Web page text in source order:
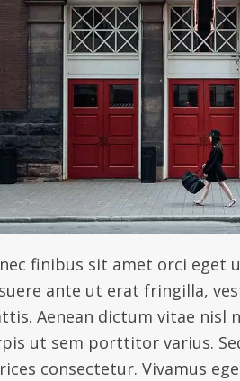
finibus sit amet orci eget
ante ut erat fringilla,
Aenean dictum vitae nisl
ut sem porttitor varius.
consectetur. Vivamus